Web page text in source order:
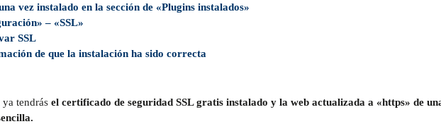
vez instalado en la sección de «Plugins instalados»
– «SSL»
SSL
de que la instalación ha sido correcta
ya tendrás el certificado de seguridad SSL gratis instalado y la web actualizada a «https» de